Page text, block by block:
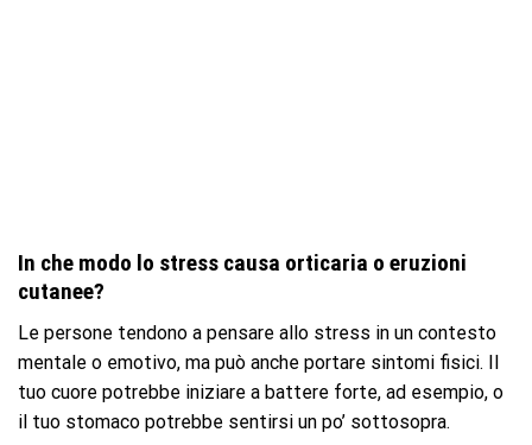
In che modo lo stress causa orticaria o eruzioni
cutanee?
Le persone tendono a pensare allo stress in un contesto
mentale o emotivo, ma può anche portare sintomi fisici. Il
tuo cuore potrebbe iniziare a battere forte, ad esempio, o
il tuo stomaco potrebbe sentirsi un po’ sottosopra.